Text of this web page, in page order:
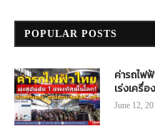
POPULAR POSTS
ค่ารถไฟ
เร่งเครื่
June 12,